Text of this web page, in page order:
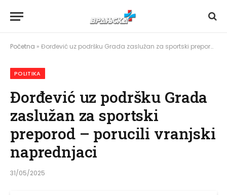
Početna » Đorđević uz podršku Grada zaslužan za sportski preporod – porucili vranjski naprednjaci
POLITIKA
Đorđević uz podršku Grada
zaslužan za sportski
preporod – porucili vranjski
naprednjaci
31/05/2025